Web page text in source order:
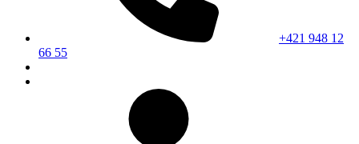
+421 948 12
66 55